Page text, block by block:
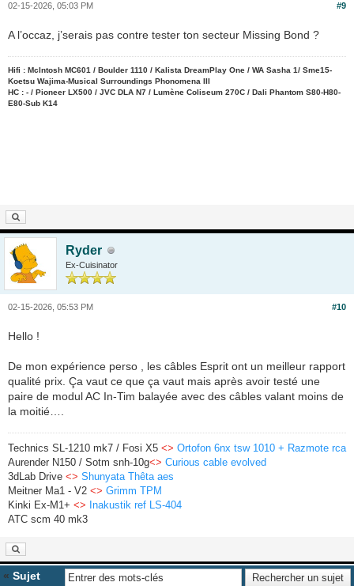
#9
02-15-2026, 05:03 PM
A l’occaz, j’serais pas contre tester ton secteur Missing Bond ?
Hifi : McIntosh MC601 / Boulder 1110 / Kalista DreamPlay One / WA Sasha 1/ Sme15-
Koetsu Wajima-Musical Surroundings Phonomena III
HC : - / Pioneer LX500 / JVC DLA N7 / Lumène Coliseum 270C / Dali Phantom S80-H80-
E80-Sub K14
Ryder
Ex-Cuisinator
#10
02-15-2026, 05:53 PM
Hello !
De mon expérience perso , les câbles Esprit ont un meilleur rapport
qualité prix. Ça vaut ce que ça vaut mais après avoir testé une
paire de modul AC In-Tim balayée avec des câbles valant moins de
la moitié….
Technics SL-1210 mk7 / Fosi X5 <> Ortofon 6nx tsw 1010 + Razmote rca
Aurender N150 / Sotm snh-10g<> Curious cable evolved
3dLab Drive <> Shunyata Thêta aes
Meitner Ma1 - V2 <> Grimm TPM
Kinki Ex-M1+ <> Inakustik ref LS-404
ATC scm 40 mk3
« Sujet